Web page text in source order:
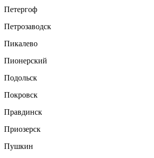
Петергоф
Петрозаводск
Пикалево
Пионерский
Подольск
Покровск
Правдинск
Приозерск
Пушкин